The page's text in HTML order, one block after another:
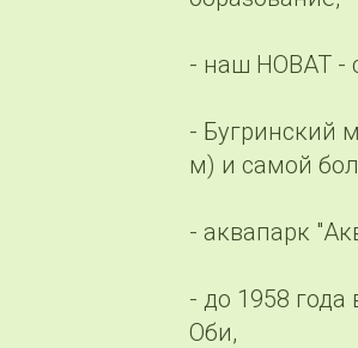
- наш НОВАТ -
- Бугринский
м) и самой
- аквапарк
- до 1958
Оби,